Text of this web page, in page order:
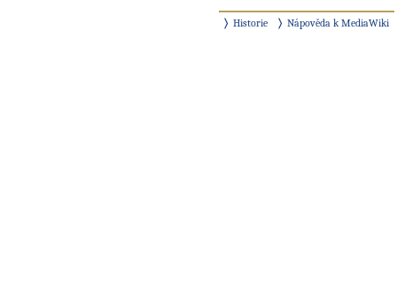
Historie Nápověda k MediaWiki